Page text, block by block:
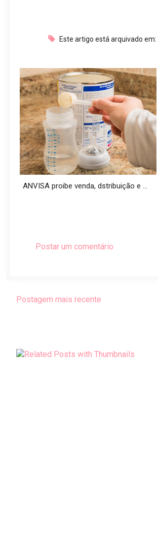
Este artigo está arquivado em:
ANVISA proibe venda, dstribuição e ...
Postar um comentário
Postagem mais recente